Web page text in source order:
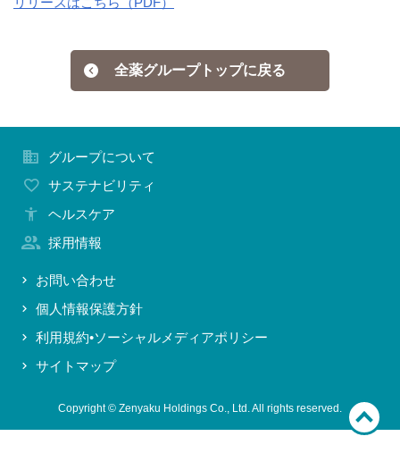
お問い合わせ 全薬グループトップに戻る
グループについて
サステナビリティ
ヘルスケア
採用情報
お問い合わせ
個人情報保護方針
利用規約•ソーシャルメディアポリシー
サイトマップ
Copyright © Zenyaku Holdings Co., Ltd. All rights reserved.